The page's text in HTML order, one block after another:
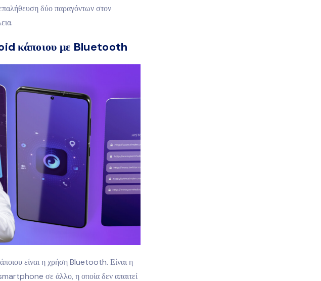
δύο παραγόντων στον
κάποιου με Bluetooth
είναι η χρήση Bluetooth. Είναι η
σε άλλο, η οποία δεν απαιτεί